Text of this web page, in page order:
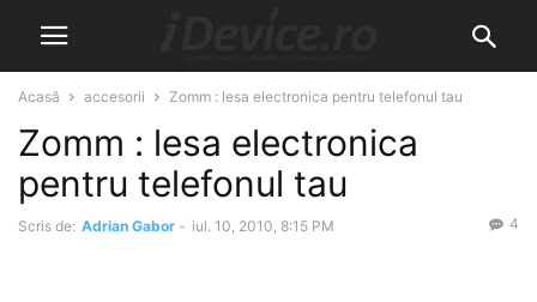
Acasă accesorii Zomm : lesa electronica pentru telefonul tau
Zomm : lesa electronica
pentru telefonul tau
Scris de: Adrian Gabor - iul. 10, 2010, 8:15 PM 4